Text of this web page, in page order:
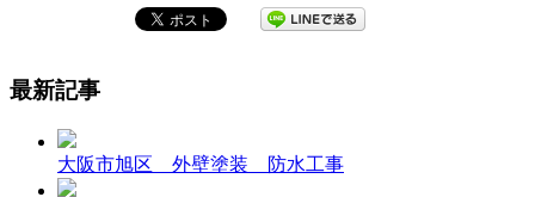
最新記事
大阪市旭区 外壁塗装 防水工事